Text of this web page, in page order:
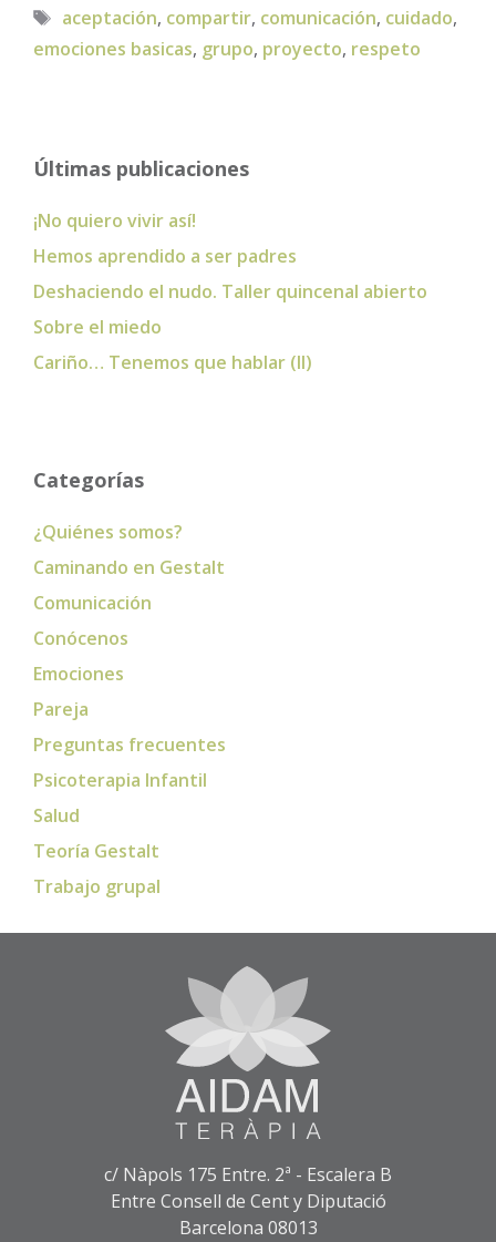
Etiquetas
aceptación, compartir, comunicación, cuidado,
emociones basicas, grupo, proyecto, respeto
Últimas publicaciones
¡No quiero vivir así!
Hemos aprendido a ser padres
Deshaciendo el nudo. Taller quincenal abierto
Sobre el miedo
Cariño… Tenemos que hablar (II)
Categorías
¿Quiénes somos?
Caminando en Gestalt
Comunicación
Conócenos
Emociones
Pareja
Preguntas frecuentes
Psicoterapia Infantil
Salud
Teoría Gestalt
Trabajo grupal
c/ Nàpols 175 Entre. 2ª - Escalera B
Entre Consell de Cent y Diputació
Barcelona 08013